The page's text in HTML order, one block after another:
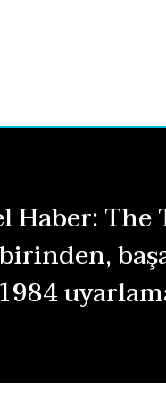
Haber: The
1984